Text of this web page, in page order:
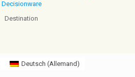
Decisionware
Destination
Deutsch (Allemand)